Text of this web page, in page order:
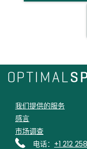
我们提供的服务
感言
市场调查
电话： +1 212